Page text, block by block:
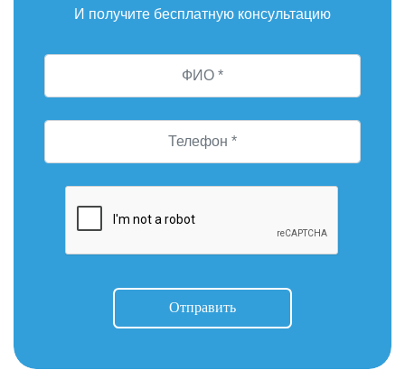
И получите бесплатную консультацию
Отправить